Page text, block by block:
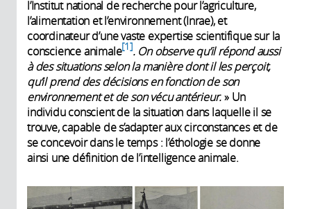
l’Institut national de recherche pour l’agriculture,
l’alimentation et l’environnement (Inrae), et
coordinateur d’une vaste expertise scientifique sur la
conscience animale 1 . On observe qu’il répond aussi
à des situations selon la manière dont il les perçoit,
qu’il prend des décisions en fonction de son
environnement et de son vécu antérieur.» Un
individu conscient de la situation dans laquelle il se
trouve, capable de s’adapter aux circonstances et de
se concevoir dans le temps : l’éthologie se donne
ainsi une définition de l’intelligence animale.